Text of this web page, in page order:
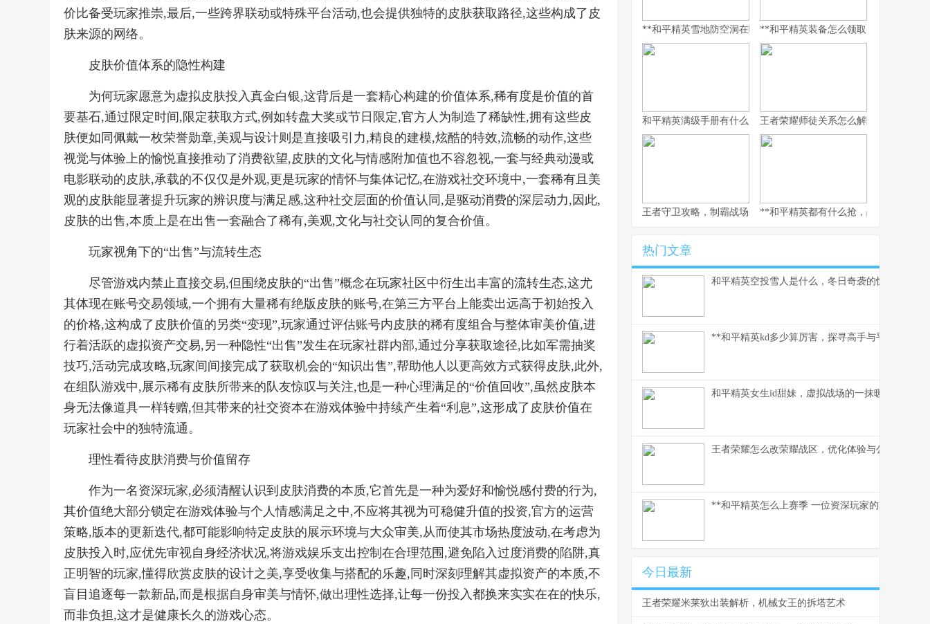
价比备受玩家推崇,最后,一些跨界联动或特殊平台活动,也会提供独特的皮肤获取路径,这些构成了皮
肤来源的网络。
皮肤价值体系的隐性构建
为何玩家愿意为虚拟皮肤投入真金白银,这背后是一套精心构建的价值体系,稀有度是价值的首
要基石,通过限定时间,限定获取方式,例如转盘大奖或节日限定,官方人为制造了稀缺性,拥有这些皮
肤便如同佩戴一枚荣誉勋章,美观与设计则是直接吸引力,精良的建模,炫酷的特效,流畅的动作,这些
视觉与体验上的愉悦直接推动了消费欲望,皮肤的文化与情感附加值也不容忽视,一套与经典动漫或
电影联动的皮肤,承载的不仅仅是外观,更是玩家的情怀与集体记忆,在游戏社交环境中,一套稀有且美
观的皮肤能显著提升玩家的辨识度与满足感,这种社交层面的价值认同,是驱动消费的深层动力,因此,
皮肤的出售,本质上是在出售一套融合了稀有,美观,文化与社交认同的复合价值。
玩家视角下的“出售”与流转生态
尽管游戏内禁止直接交易,但围绕皮肤的“出售”概念在玩家社区中衍生出丰富的流转生态,这尤
其体现在账号交易领域,一个拥有大量稀有绝版皮肤的账号,在第三方平台上能卖出远高于初始投入
的价格,这构成了皮肤价值的另类“变现”,玩家通过评估账号内皮肤的稀有度组合与整体审美价值,进
行着活跃的虚拟资产交易,另一种隐性“出售”发生在玩家社群内部,通过分享获取途径,比如军需抽奖
技巧,活动完成攻略,玩家间间接完成了获取机会的“知识出售”,帮助他人以更高效方式获得皮肤,此外,
在组队游戏中,展示稀有皮肤所带来的队友惊叹与关注,也是一种心理满足的“价值回收”,虽然皮肤本
身无法像道具一样转赠,但其带来的社交资本在游戏体验中持续产生着“利息”,这形成了皮肤价值在
玩家社会中的独特流通。
理性看待皮肤消费与价值留存
作为一名资深玩家,必须清醒认识到皮肤消费的本质,它首先是一种为爱好和愉悦感付费的行为,
其价值绝大部分锁定在游戏体验与个人情感满足之中,不应将其视为可稳健升值的投资,官方的运营
策略,版本的更新迭代,都可能影响特定皮肤的展示环境与大众审美,从而使其市场热度波动,在考虑为
皮肤投入时,应优先审视自身经济状况,将游戏娱乐支出控制在合理范围,避免陷入过度消费的陷阱,真
正明智的玩家,懂得欣赏皮肤的设计之美,享受收集与搭配的乐趣,同时深刻理解其虚拟资产的本质,不
盲目追逐每一款新品,而是根据自身审美与情怀,做出理性选择,让每一份投入都换来实实在在的快乐,
而非负担,这才是健康长久的游戏心态。
**和平精英雪地防空洞在哪里，副标题，冰封秘境与战术宝库探寻
**和平精英装备怎么领取，资深玩家
和平精英满级手册有什么用，解锁巅峰体验的多维钥匙
王者荣耀师徒关系怎么解除，游戏情谊
王者守卫攻略，制霸战场的不败法则，副标题，资深玩家的战术精
**和平精英都有什么抢，战术对决的核
热门文章
和平精英空投雪人是什么，冬日奇袭的惊喜彩蛋
**和平精英kd多少算厉害，探寻高手与平民的真实
和平精英女生id甜妹，虚拟战场的一抹暖色，副标
王者荣耀怎么改荣耀战区，优化体验与公平之路
**和平精英怎么上赛季 一位资深玩家的赛季实战
今日最新
王者荣耀米莱狄出装解析，机械女王的拆塔艺术